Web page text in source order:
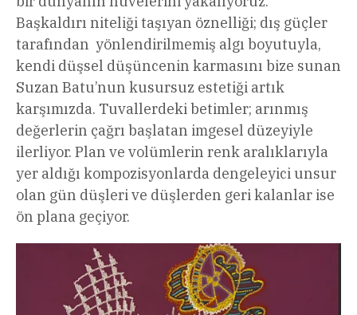
Başkaldırı niteliği taşıyan öznelliği; dış güçler
tarafından yönlendirilmemiş algı boyutuyla,
kendi düşsel düşüncenin karmasını bize sunan
Suzan Batu’nun kusursuz estetiği artık
karşımızda. Tuvallerdeki betimler; arınmış
değerlerin çağrı başlatan imgesel düzeyiyle
ilerliyor. Plan ve volümlerin renk aralıklarıyla
yer aldığı kompozisyonlarda dengeleyici unsur
olan gün düşleri ve düşlerden geri kalanlar ise
ön plana geçiyor.